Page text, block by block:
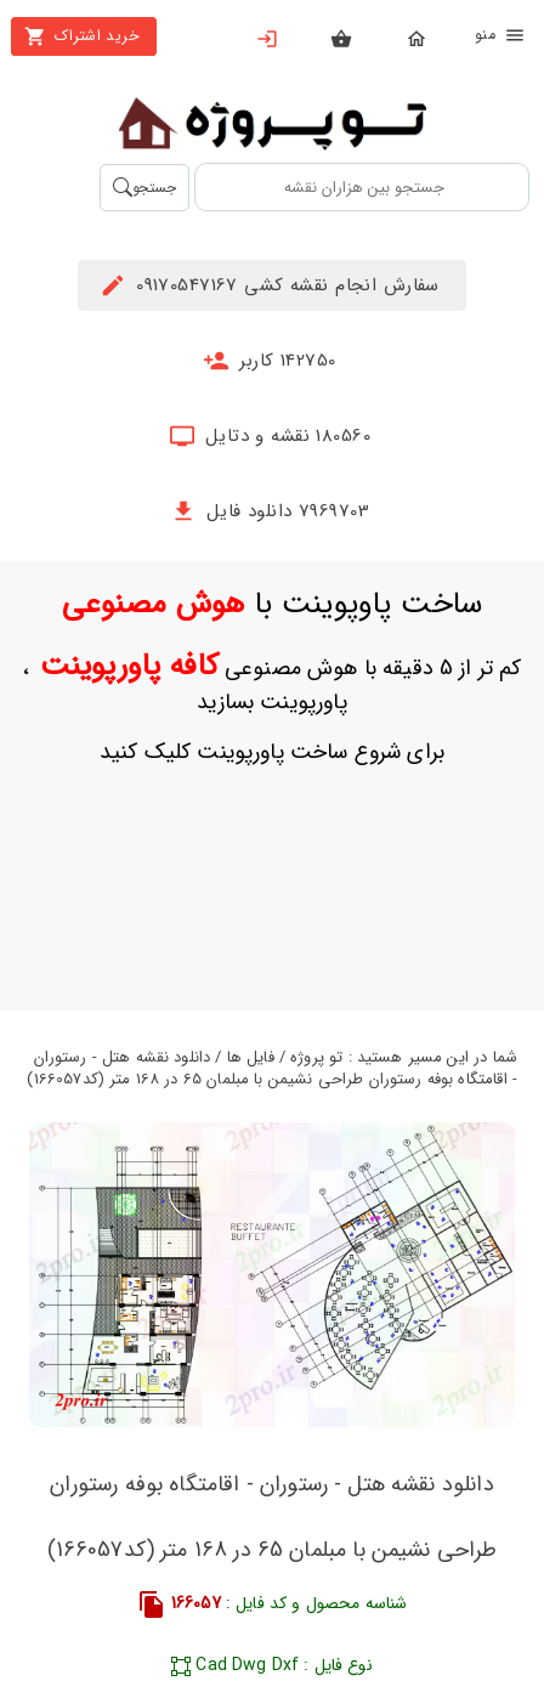
خرید اشتراک
بستن
محصولات
تهیه
اشتراک
حساب
ثبت
بازیابی
جستجو
سفارش انجام نقشه کشی 09170547167
142750 کاربر
180560 نقشه و دتایل
7969703 دانلود فایل
ساخت پاوپوینت باهوش مصنوعی
کم تر از 5 دقیقه با هوش مصنوعی کافه پاورپوینت ،
پاورپوینت بسازید
برای شروع ساخت پاورپوینت کلیک کنید
شما در این مسیر هستید : تو پروژه / فایل ها / دانلود نقشه هتل - رستوران
- اقامتگاه بوفه رستوران طراحی نشیمن با مبلمان 65 در 168 متر (کد166057)
دانلود نقشه هتل - رستوران - اقامتگاه بوفه رستوران
طراحی نشیمن با مبلمان 65 در 168 متر (کد166057)
شناسه محصول و کد فایل :166057
نوع فایل : Cad Dwg Dxf